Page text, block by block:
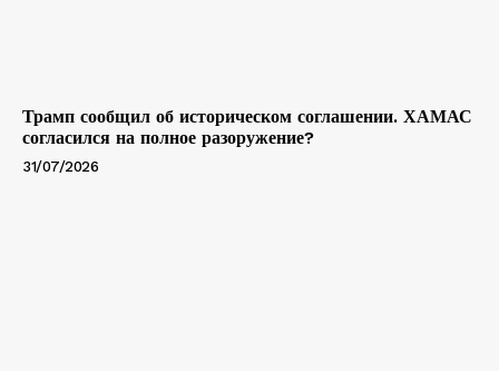
Трамп сообщил об историческом соглашении. ХАМАС
согласился на полное разоружение?
31/07/2026